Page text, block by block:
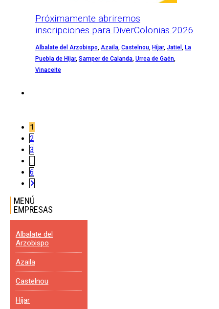
Próximamente abriremos
inscripciones para DiverColonias 2026
Albalate del Arzobispo, Azaila, Castelnou, Híjar, Jatiel , La
Puebla de Híjar, Samper de Calanda, Urrea de Gaén,
Vinaceite
1
2
3
…
6
MENÚ
EMPRESAS
Albalate del
Arzobispo
Azaila
Castelnou
Híjar